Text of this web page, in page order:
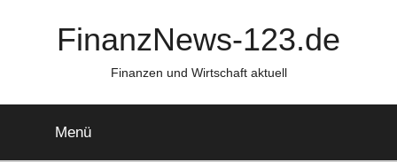
FinanzNews-123.de
Finanzen und Wirtschaft aktuell
Menü